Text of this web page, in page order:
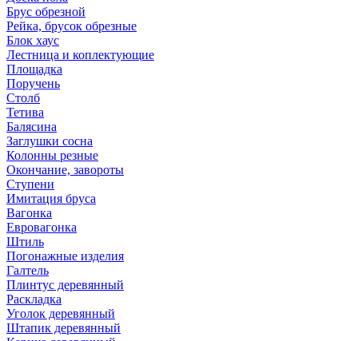
Брус обрезной
Рейка, брусок обрезные
Блок хаус
Лестница и коплектующие
Площадка
Поручень
Столб
Тетива
Балясина
Заглушки сосна
Колонны резные
Окончание, завороты
Ступени
Имитация бруса
Вагонка
Евровагонка
Штиль
Погонажные изделия
Галтель
Плинтус деревянный
Раскладка
Уголок деревянный
Штапик деревянный